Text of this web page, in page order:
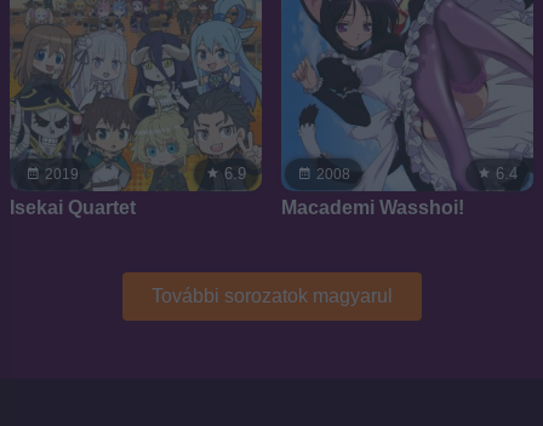
2019 6.9
Isekai Quartet
2008 6.4
Macademi Wasshoi!
További sorozatok magyarul